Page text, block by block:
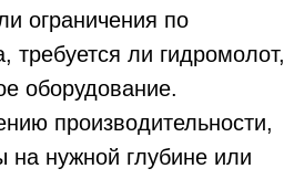
ограничения по
требуется ли гидромолот,
оборудование.
производительности,
на нужной глубине или